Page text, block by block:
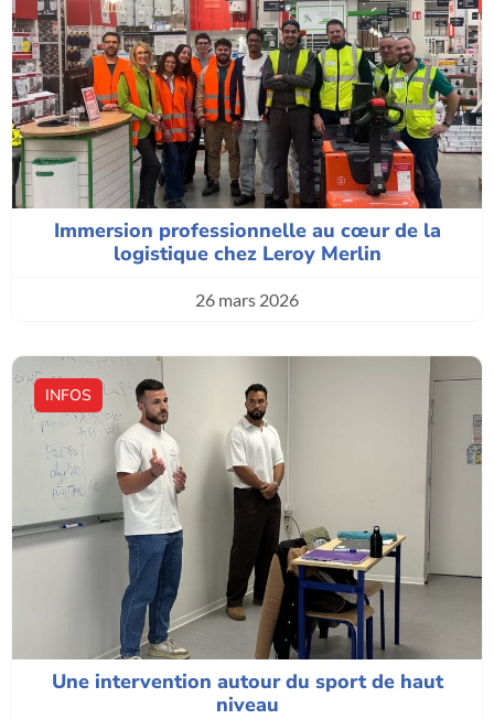
Immersion professionnelle au cœur de la
logistique chez Leroy Merlin
26 mars 2026
INFOS
Une intervention autour du sport de haut
niveau